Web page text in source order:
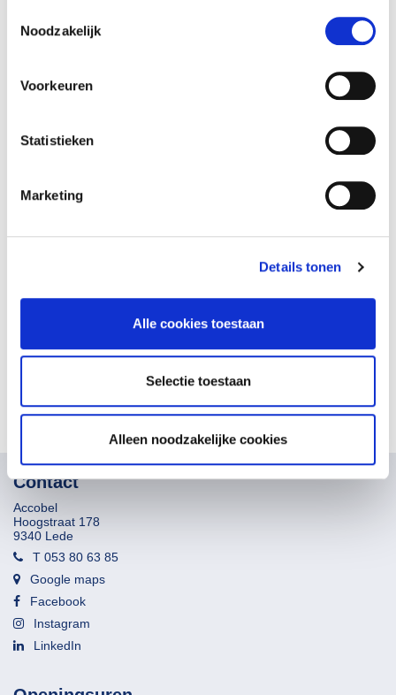
Noodzakelijk
Voorkeuren
Statistieken
Marketing
Details tonen
Alle cookies toestaan
Selectie toestaan
Alleen noodzakelijke cookies
Op zoek naar iemand die
met u meedenkt?
Maak nu een afspraak →
Contact
Accobel
Hoogstraat 178
9340 Lede
T 053 80 63 85
Google maps
Facebook
Instagram
LinkedIn